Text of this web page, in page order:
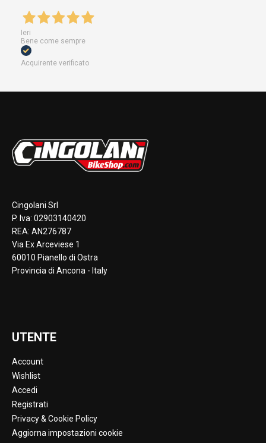
Ieri
Bene come sempre
Acquirente verificato
Cingolani Srl
P. Iva: 02903140420
REA: AN276787
Via Ex Arceviese 1
60010 Pianello di Ostra
Provincia di Ancona - Italy
UTENTE
Account
Wishlist
Accedi
Registrati
Privacy & Cookie Policy
Aggiorna impostazioni cookie